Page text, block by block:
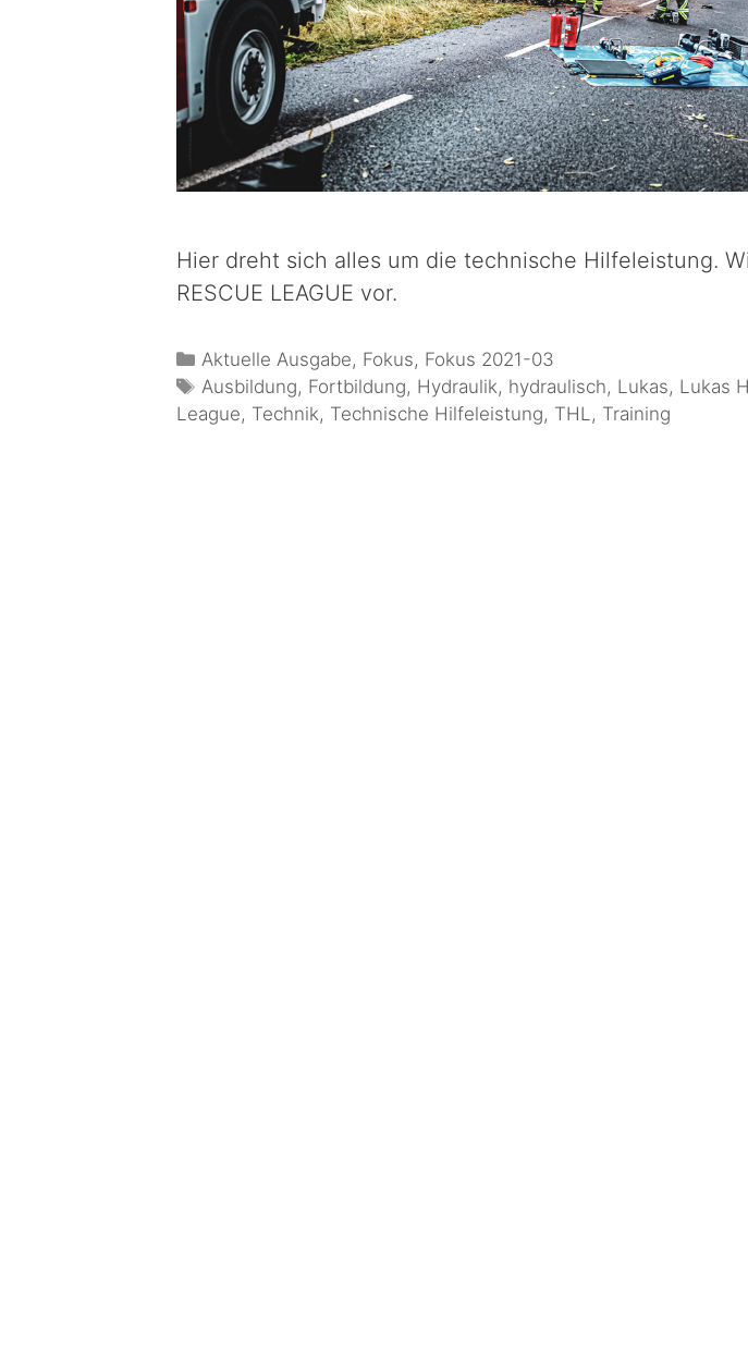
Hier dreht sich alles um die technische Hilfeleistung.
RESCUE LEAGUE vor.
Aktuelle Ausgabe, Fokus, Fokus 2021-03
Ausbildung, Fortbildung, Hydraulik, hydraulisch, Lukas, Lukas
League, Technik, Technische Hilfeleistung, THL, Training